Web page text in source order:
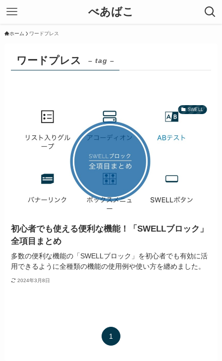
べあばこ
ホーム ワードプレス
ワードプレス – tag –
SWELL
初心者でも使える便利な機能！「SWELLブロック」
全項目まとめ
多数の便利な機能の「SWELLブロック」を初心者でも有効に活
用できるように全種類の機能の使用例や使い方を纏めました。
2024年3月8日
1